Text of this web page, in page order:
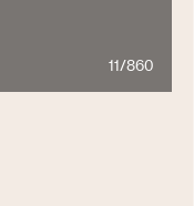
11/860